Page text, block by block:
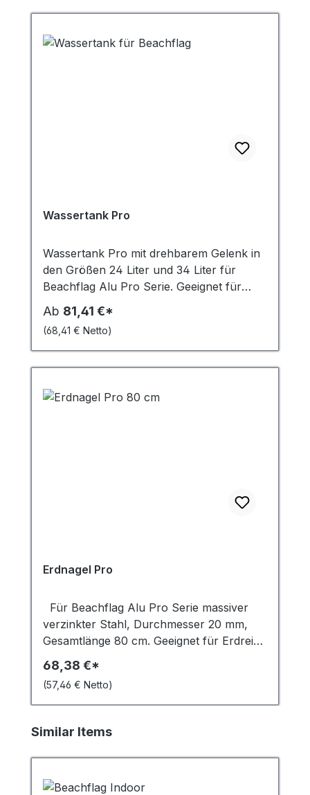
Wassertank Pro
Wassertank Pro mit drehbarem Gelenk in
den Größen 24 Liter und 34 Liter für
Beachflag Alu Pro Serie. Geeignet für
gerade Untergründe. Im Winter bei
Frosttemperaturen muss ein
Frostschutzmittel eingesetzt werden, um
Schäden zu vermeiden.
Ab 81,41 €*
(68,41 € Netto)
Erdnagel Pro
Für Beachflag Alu Pro Serie massiver
verzinkter Stahl, Durchmesser 20 mm,
Gesamtlänge 80 cm. Geeignet für Erdreich
oder Schnee.
68,38 €*
(57,46 € Netto)
Produktgalerie überspringen
Similar Items